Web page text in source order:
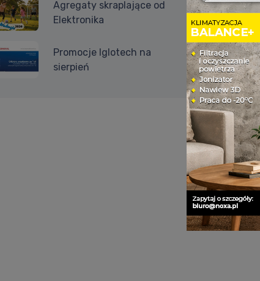
Agregaty skraplające od
Elektronika
Promocje Iglotech na
sierpień